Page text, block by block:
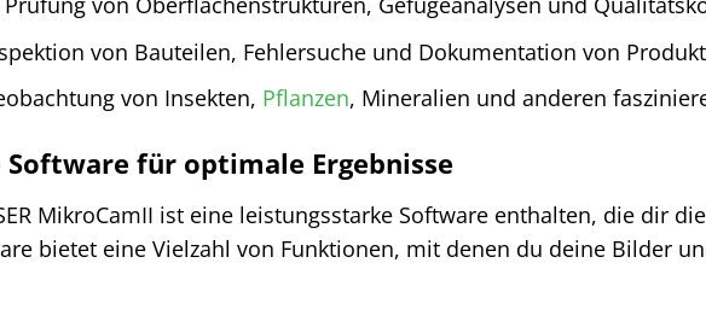
von Bauteilen, Fehlersuche und Dokumentation von
von Insekten, Pflanzen, Mineralien und anderen
für optimale Ergebnisse
MikroCamII ist eine leistungsstarke Software enthalten, die dir
bietet eine Vielzahl von Funktionen, mit denen du deine Bilder